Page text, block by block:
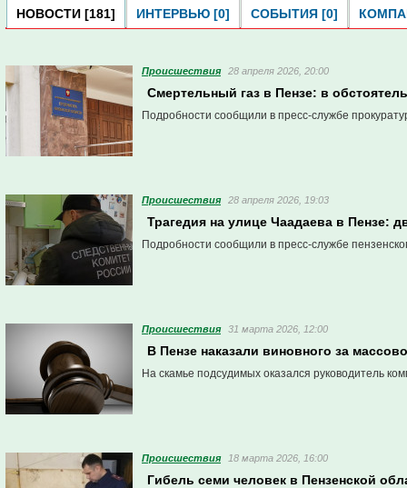
НОВОСТИ [181] ИНТЕРВЬЮ [0] СОБЫТИЯ [0]
Проиcшествия 28 апреля 2026, 20:00
Смертельный газ в Пензе: в
Подробности сообщили в пресс-службе
Проиcшествия 28 апреля 2026, 19:03
Трагедия на улице Чаадаева в Пензе:
Подробности сообщили в пресс-службе
Проиcшествия 31 марта 2026, 12:00
В Пензе наказали виновного за
На скамье подсудимых оказался руководитель
Проиcшествия 18 марта 2026, 16:00
Гибель семи человек в Пензенской